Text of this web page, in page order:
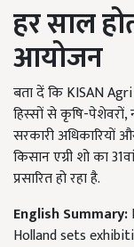
हर साल
आयोजन
बता दें कि KISAN
हिस्सों से कृषि-पेशेवरों,
सरकारी अधिकारियों
किसान एग्री शो का
प्रसारित हो रहा है.
English Summary:
Holland sets